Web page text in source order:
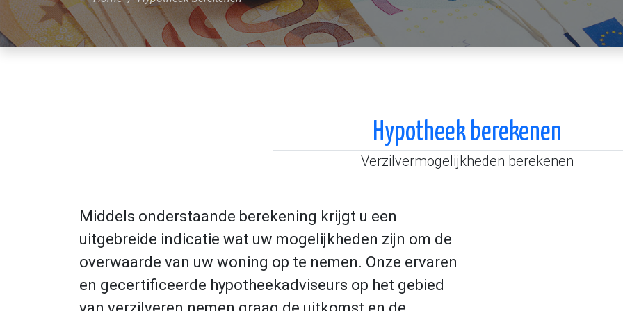
Hypotheek berekenen
Verzilvermogelijkheden berekenen
Middels onderstaande berekening krijgt u een
uitgebreide indicatie wat uw mogelijkheden zijn om de
overwaarde van uw woning op te nemen. Onze ervaren
en gecertificeerde hypotheekadviseurs op het gebied